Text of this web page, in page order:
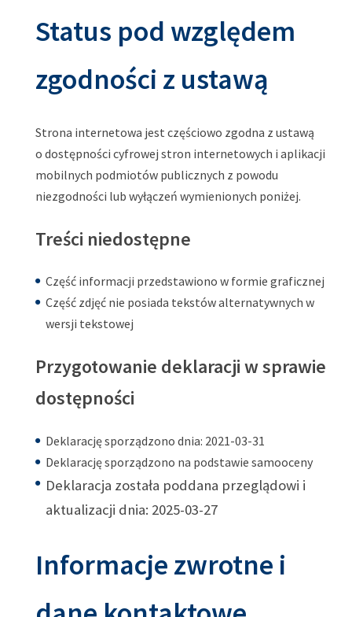
Status pod względem
zgodności z ustawą
Strona internetowa jest częściowo zgodna z ustawą
o dostępności cyfrowej stron internetowych i aplikacji
mobilnych podmiotów publicznych z powodu
niezgodności lub wyłączeń wymienionych poniżej.
Treści niedostępne
Część informacji przedstawiono w formie graficznej
Część zdjęć nie posiada tekstów alternatywnych w
wersji tekstowej
Przygotowanie deklaracji w sprawie
dostępności
Deklarację sporządzono dnia: 2021-03-31
Deklarację sporządzono na podstawie samooceny
Deklaracja została poddana przeglądowi i
aktualizacji dnia: 2025-03-27
Informacje zwrotne i